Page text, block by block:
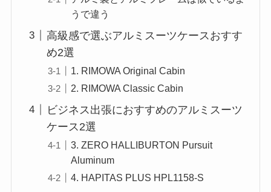
うで違う
高級感で選ぶアルミスーツケースおすす
め2選
1. RIMOWA Original Cabin
2. RIMOWA Classic Cabin
ビジネス出張におすすめのアルミスーツ
ケース2選
3. ZERO HALLIBURTON Pursuit
Aluminum
4. HAPITAS PLUS HPL1158-S